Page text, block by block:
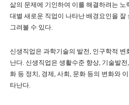
삶의 문제에 기인하여 이를 해결하려는 노
대별 새로운 직업이 나타난 배경요인을 잘
그려볼 수 있다.
신생직업은 과학기술의 발전, 인구학적 변
난다. 신생직업은 생활수준 향상, 기술발전,
화 등 정치, 경제, 사회, 문화 등의 변화와
타난다.